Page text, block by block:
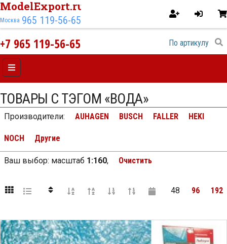
ModelExport.ru
Москва 965 119-56-65
+7 965 119-56-65
ТОВАРЫ С ТЭГОМ «ВОДА»
Производители: AUHAGEN BUSCH FALLER HEKI
NOCH Другие
Ваш выбор: масштаб 1:160, Очистить
48 96 192